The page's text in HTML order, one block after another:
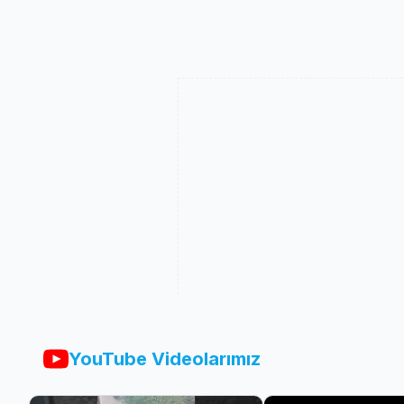
YouTube Videolarımız